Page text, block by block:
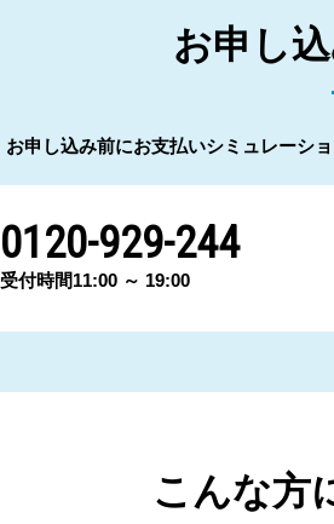
お申し
お申し込み前にお支払いシミュレーシ
0120-929-244
受付時間11:00 ～ 19:00
こんな方